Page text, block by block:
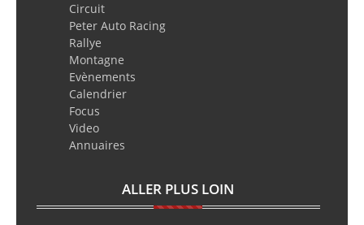
Circuit
Peter Auto Racing
Rallye
Montagne
Evènements
Calendrier
Focus
Video
Annuaires
ALLER PLUS LOIN